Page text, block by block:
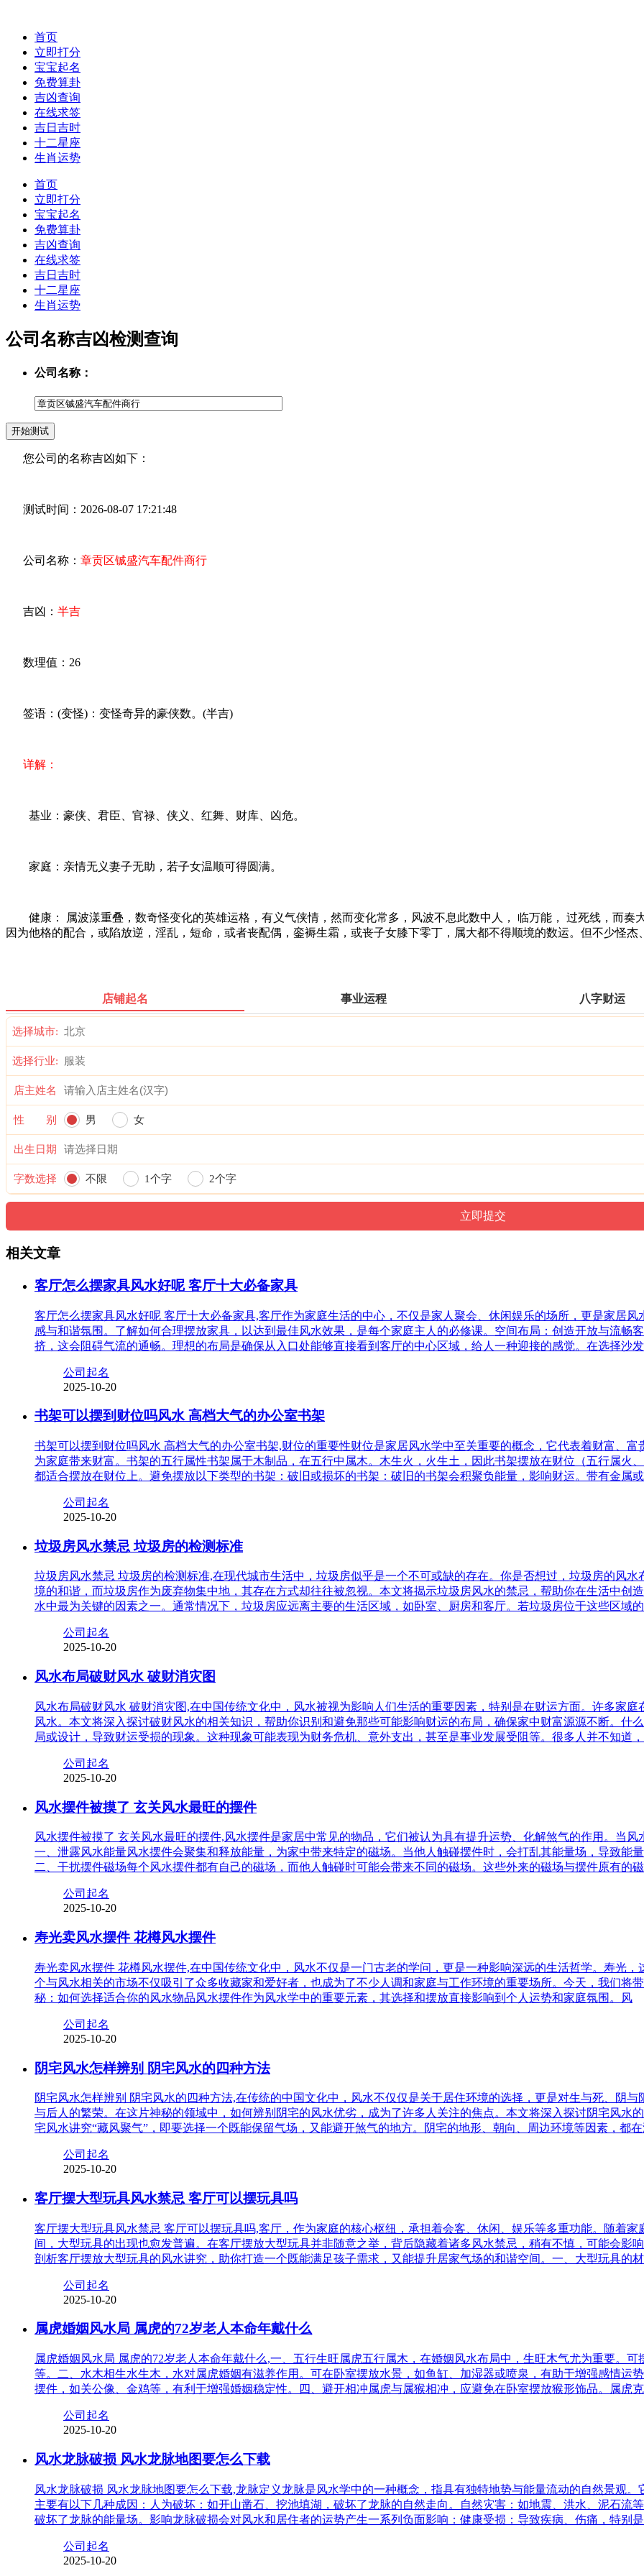
首页
立即打分
宝宝起名
免费算卦
吉凶查询
在线求签
吉日吉时
十二星座
生肖运势
首页
立即打分
宝宝起名
免费算卦
吉凶查询
在线求签
吉日吉时
十二星座
生肖运势
公司名称吉凶检测查询
公司名称：
您公司的名称吉凶如下：
测试时间：2026-08-07 17:21:48
公司名称： 章贡区铖盛汽车配件商行
吉凶： 半吉
数理值：26
签语：(变怪)：变怪奇异的豪侠数。(半吉)
详解：
基业：豪侠、君臣、官禄、侠义、红舞、财库、凶危。
家庭：亲情无义妻子无助，若子女温顺可得圆满。
健康： 属波漾重叠，数奇怪变化的英雄运格，有义气侠情，然而变化常多，风波不息此数中人， 临万能， 过死线，而奏
因为他格的配合，或陷放逆，淫乱，短命，或者丧配偶，銮褥生霜，或丧子女膝下零丁，属大都不得顺境的数运。但不少怪杰
店铺起名 事业运程 八字财运
选择城市:
选择行业:
店主姓名
性 别 男 女
出生日期
字数选择 不限 1个字 2个字
相关文章
客厅怎么摆家具风水好呢 客厅十大必备家具
客厅怎么摆家具风水好呢 客厅十大必备家具,客厅作为家庭生活的中心，不仅是家人聚会、休闲娱乐的场所，更是家居
感与和谐氛围。了解如何合理摆放家具，以达到最佳风水效果，是每个家庭主人的必修课。空间布局：创造开放与流畅
挤，这会阻碍气流的通畅。理想的布局是确保从入口处能够直接看到客厅的中心区域，给人一种迎接的感觉。在选择沙
公司起名
2025-10-20
书架可以摆到财位吗风水 高档大气的办公室书架
书架可以摆到财位吗风水 高档大气的办公室书架,财位的重要性财位是家居风水学中至关重要的概念，它代表着财富、
为家庭带来财富。书架的五行属性书架属于木制品，在五行中属木。木生火，火生土，因此书架摆放在财位（五行属火
都适合摆放在财位上。避免摆放以下类型的书架：破旧或损坏的书架：破旧的书架会积聚负能量，影响财运。带有金属
公司起名
2025-10-20
垃圾房风水禁忌 垃圾房的检测标准
垃圾房风水禁忌 垃圾房的检测标准,在现代城市生活中，垃圾房似乎是一个不可或缺的存在。你是否想过，垃圾房的风
境的和谐，而垃圾房作为废弃物集中地，其存在方式却往往被忽视。本文将揭示垃圾房风水的禁忌，帮助你在生活中创
水中最为关键的因素之一。通常情况下，垃圾房应远离主要的生活区域，如卧室、厨房和客厅。若垃圾房位于这些区域
公司起名
2025-10-20
风水布局破财风水 破财消灾图
风水布局破财风水 破财消灾图,在中国传统文化中，风水被视为影响人们生活的重要因素，特别是在财运方面。许多家
风水。本文将深入探讨破财风水的相关知识，帮助你识别和避免那些可能影响财运的布局，确保家中财富源源不断。什
局或设计，导致财运受损的现象。这种现象可能表现为财务危机、意外支出，甚至是事业发展受阻等。很多人并不知道，
公司起名
2025-10-20
风水摆件被摸了 玄关风水最旺的摆件
风水摆件被摸了 玄关风水最旺的摆件,风水摆件是家居中常见的物品，它们被认为具有提升运势、化解煞气的作用。当
一、泄露风水能量风水摆件会聚集和释放能量，为家中带来特定的磁场。当他人触碰摆件时，会打乱其能量场，导致能
二、干扰摆件磁场每个风水摆件都有自己的磁场，而他人触碰时可能会带来不同的磁场。这些外来的磁场与摆件原有的
公司起名
2025-10-20
寿光卖风水摆件 花樽风水摆件
寿光卖风水摆件 花樽风水摆件,在中国传统文化中，风水不仅是一门古老的学问，更是一种影响深远的生活哲学。寿光
个与风水相关的市场不仅吸引了众多收藏家和爱好者，也成为了不少人调和家庭与工作环境的重要场所。今天，我们将
秘：如何选择适合你的风水物品风水摆件作为风水学中的重要元素，其选择和摆放直接影响到个人运势和家庭氛围。风
公司起名
2025-10-20
阴宅风水怎样辨别 阴宅风水的四种方法
阴宅风水怎样辨别 阴宅风水的四种方法,在传统的中国文化中，风水不仅仅是关于居住环境的选择，更是对生与死、阴
与后人的繁荣。在这片神秘的领域中，如何辨别阴宅的风水优劣，成为了许多人关注的焦点。本文将深入探讨阴宅风水
宅风水讲究“藏风聚气”，即要选择一个既能保留气场，又能避开煞气的地方。阴宅的地形、朝向、周边环境等因素，都
公司起名
2025-10-20
客厅摆大型玩具风水禁忌 客厅可以摆玩具吗
客厅摆大型玩具风水禁忌 客厅可以摆玩具吗,客厅，作为家庭的核心枢纽，承担着会客、休闲、娱乐等多重功能。随着
间，大型玩具的出现也愈发普遍。在客厅摆放大型玩具并非随意之举，背后隐藏着诸多风水禁忌，稍有不慎，可能会影
剖析客厅摆放大型玩具的风水讲究，助你打造一个既能满足孩子需求，又能提升居家气场的和谐空间。一、大型玩具的
公司起名
2025-10-20
属虎婚姻风水局 属虎的72岁老人本命年戴什么
属虎婚姻风水局 属虎的72岁老人本命年戴什么,一、五行生旺属虎五行属木，在婚姻风水布局中，生旺木气尤为重要。
等。二、水木相生水生木，水对属虎婚姻有滋养作用。可在卧室摆放水景，如鱼缸、加湿器或喷泉，有助于增强感情运
摆件，如关公像、金鸡等，有利于增强婚姻稳定性。四、避开相冲属虎与属猴相冲，应避免在卧室摆放猴形饰品。属虎
公司起名
2025-10-20
风水龙脉破损 风水龙脉地图要怎么下载
风水龙脉破损 风水龙脉地图要怎么下载,龙脉定义龙脉是风水学中的一种概念，指具有独特地势与能量流动的自然景观
主要有以下几种成因：人为破坏：如开山凿石、挖池填湖，破坏了龙脉的自然走向。自然灾害：如地震、洪水、泥石流
破坏了龙脉的能量场。影响龙脉破损会对风水和居住者的运势产生一系列负面影响：健康受损：导致疾病、伤痛，特别
公司起名
2025-10-20